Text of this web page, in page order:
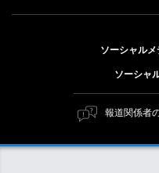
トップメッセージ
ESG方針・体制
マテリアリティ（重要課
ESGの主な取り組み
キャリア採用
障がい者採用
ソーシャル
ソーシャ
報道関係者